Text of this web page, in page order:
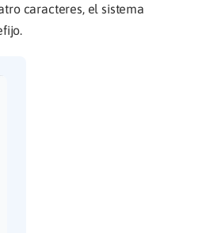
caracteres, el sistema